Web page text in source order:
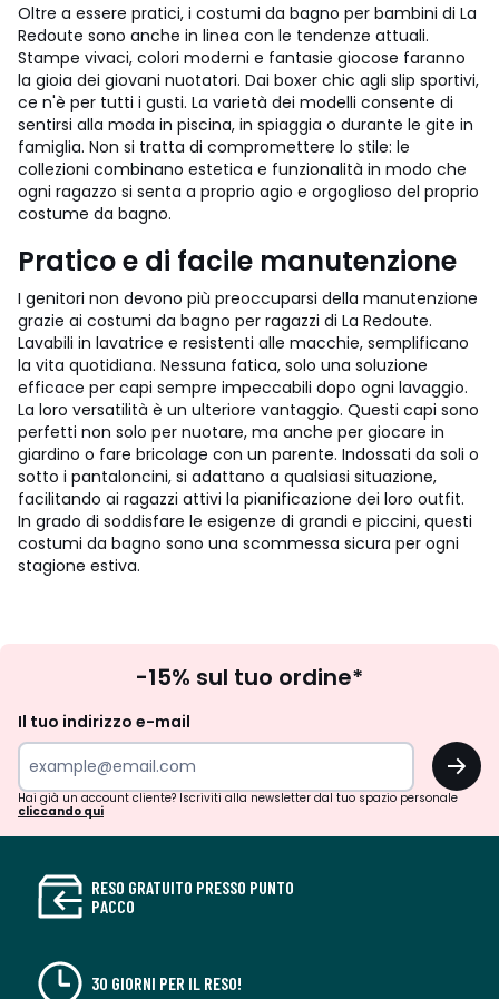
Oltre a essere pratici, i costumi da bagno per bambini di La
Redoute sono anche in linea con le tendenze attuali.
Stampe vivaci, colori moderni e fantasie giocose faranno
la gioia dei giovani nuotatori. Dai boxer chic agli slip sportivi,
ce n'è per tutti i gusti. La varietà dei modelli consente di
sentirsi alla moda in piscina, in spiaggia o durante le gite in
famiglia. Non si tratta di compromettere lo stile: le
collezioni combinano estetica e funzionalità in modo che
ogni ragazzo si senta a proprio agio e orgoglioso del proprio
costume da bagno.
Pratico e di facile manutenzione
I genitori non devono più preoccuparsi della manutenzione
grazie ai costumi da bagno per ragazzi di La Redoute.
Lavabili in lavatrice e resistenti alle macchie, semplificano
la vita quotidiana. Nessuna fatica, solo una soluzione
efficace per capi sempre impeccabili dopo ogni lavaggio.
La loro versatilità è un ulteriore vantaggio. Questi capi sono
perfetti non solo per nuotare, ma anche per giocare in
giardino o fare bricolage con un parente. Indossati da soli o
sotto i pantaloncini, si adattano a qualsiasi situazione,
facilitando ai ragazzi attivi la pianificazione dei loro outfit.
In grado di soddisfare le esigenze di grandi e piccini, questi
costumi da bagno sono una scommessa sicura per ogni
stagione estiva.
newsletter
-15% sul tuo ordine*
Il tuo indirizzo e-mail
OK
Hai già un account cliente? Iscriviti alla newsletter dal tuo spazio personale
cliccando qui
RESO GRATUITO PRESSO PUNTO
PACCO
30 GIORNI PER IL RESO!